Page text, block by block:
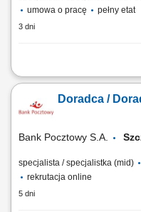
umowa o pracę
pełny etat
3 dni
Aktywne pozyskiwanie
odpowiednich rozwiązań
bankowych, w tym funduszy
Doradca /
Bank Pocztowy S.A.
specjalista / specjalistka (mid)
rekrutacja online
5 dni